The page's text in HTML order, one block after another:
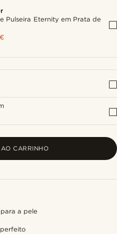
Pulseira Eternity em Prata de
CARRINHO
a pele